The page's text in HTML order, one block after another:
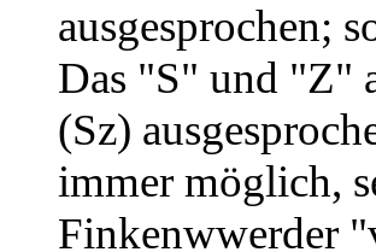
ausgesprochen;
Das "S" und "Z"
(Sz)
immer möglich,
Finkenwwerder